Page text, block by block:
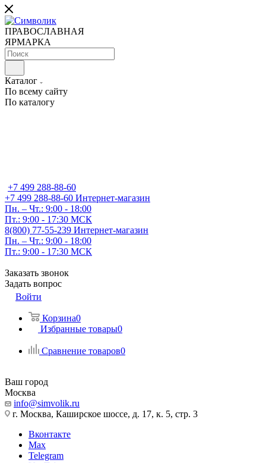
ПРАВОСЛАВНАЯ
ЯРМАРКА
Каталог
По всему сайту
По каталогу
+7 499 288-88-60
+7 499 288-88-60 Интернет-магазин
Пн. – Чт.: 9:00 - 18:00
Пт.: 9:00 - 17:30 МСК
8(800) 77-55-239 Интернет-магазин
Пн. – Чт.: 9:00 - 18:00
Пт.: 9:00 - 17:30 МСК
Заказать звонок
Задать вопрос
Войти
Корзина0
Избранные товары0
Сравнение товаров0
Ваш город
Москва
info@simvolik.ru
г. Москва, Каширское шоссе, д. 17, к. 5, стр. 3
Вконтакте
Max
Telegram